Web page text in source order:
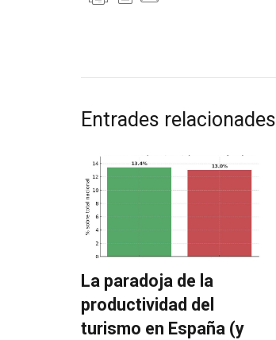
Entrades relacionades
La paradoja de la
productividad del
turismo en España (y